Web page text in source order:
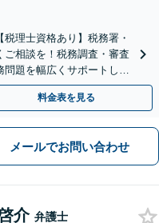
税理士資格あり】税務署・
ご相談を！税務調査・審査
題を幅広くサポートしま
査に注力】
料金表を見る
メールでお問い合わせ
介 弁護士